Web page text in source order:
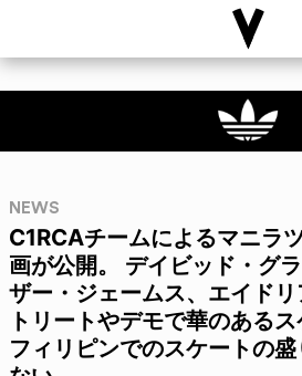
NEWS
C1RCAチームによるマニラ
画が公開。 デイビッド・グ
ザー・ジェームス、エイド
トリートやデモで華のあるス
フィリピンでのスケートの